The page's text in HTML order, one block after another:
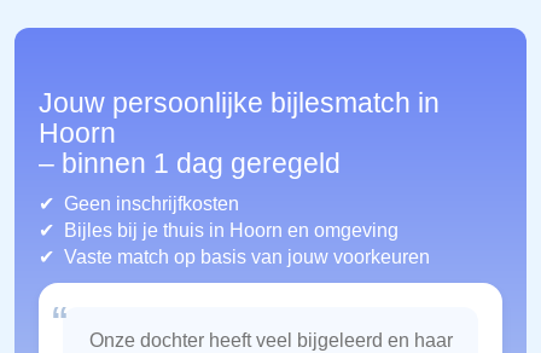
Jouw persoonlijke bijlesmatch in
Hoorn
– binnen 1 dag geregeld
Geen inschrijfkosten
Bijles bij je thuis in Hoorn en omgeving
Vaste match op basis van jouw voorkeuren
“
Onze dochter heeft veel bijgeleerd en haar